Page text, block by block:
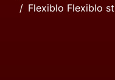
Flexiblo Flexiblo